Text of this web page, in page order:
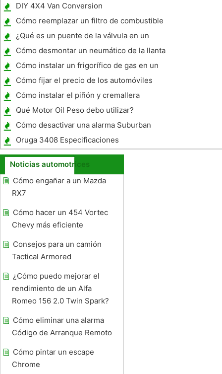
DIY 4X4 Van Conversion
Cómo reemplazar un filtro de combustible
en un Ford Ranger 2001
¿Qué es un puente de la válvula en un
motor Cat 3406 B
Cómo desmontar un neumático de la llanta
de tres piezas
Cómo instalar un frigorífico de gas en un
viaje Scamp Remolque
Cómo fijar el precio de los automóviles
comprados en una subasta
Cómo instalar el piñón y cremallera
Qué Motor Oil Peso debo utilizar?
Cómo desactivar una alarma Suburban
Oruga 3408 Especificaciones
Noticias automotrices
Cómo engañar a un Mazda
RX7
Cómo hacer un 454 Vortec
Chevy más eficiente
Consejos para un camión
Tactical Armored
¿Cómo puedo mejorar el
rendimiento de un Alfa
Romeo 156 2.0 Twin Spark?
Cómo eliminar una alarma
Código de Arranque Remoto
Cómo pintar un escape
Chrome